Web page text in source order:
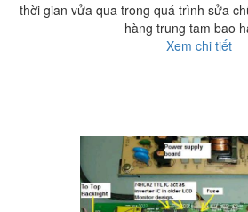
thời gian vửa qua trong quá trình sửa
hàng trung tam bao
Xem chi tiết